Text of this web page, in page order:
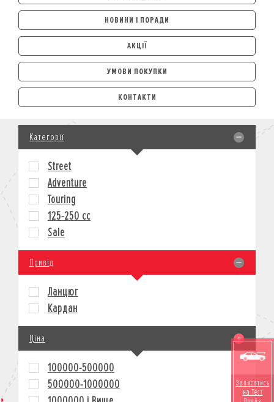
НОВИНИ І ПОРАДИ
АКЦІЇ
УМОВИ ПОКУПКИ
АВТОМОБІЛІ
ЛІЗИНГ
КРЕДИТ
СТРАХУВАННЯ
КОРПОРАТИВНИМ КЛІЄНТАМ
МОТОЦИКЛИ
КРЕДИТ
СТРАХУВАННЯ
КОРПОРАТИВНИМ КЛІЄНТАМ
КОНТАКТИ
Записатись
на Тест
Категорії
Street
Adventure
Touring
125-250 cc
Sale
Привід
Ланцюг
Кардан
Ціна
100000-500000
500000-1000000